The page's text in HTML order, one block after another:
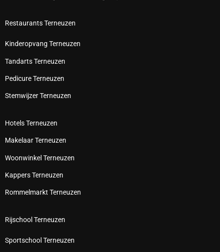
Restaurants Terneuzen
Kinderopvang Terneuzen
Tandarts Terneuzen
Pedicure Terneuzen
Stemwijzer Terneuzen
Hotels Terneuzen
Makelaar Terneuzen
Woonwinkel Terneuzen
Kappers Terneuzen
Rommelmarkt Terneuzen
Rijschool Terneuzen
Sportschool Terneuzen